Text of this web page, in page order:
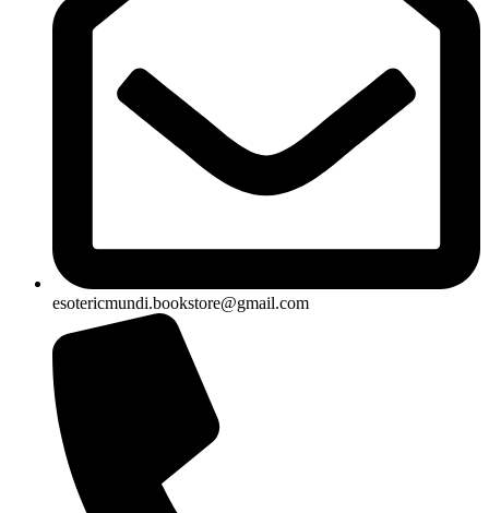
esotericmundi.bookstore@gmail.com